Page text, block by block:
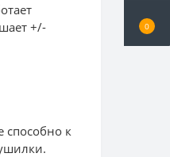
0
+/-
способно к